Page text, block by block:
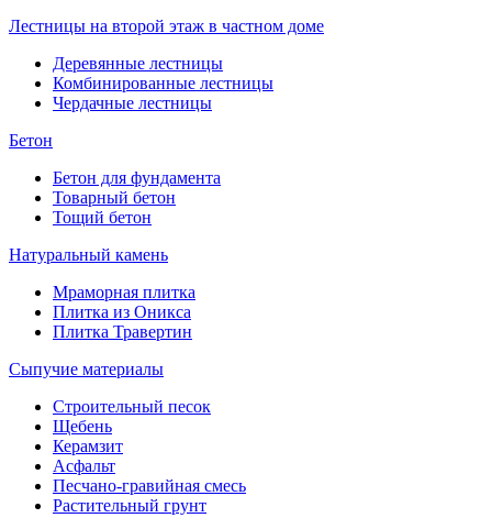
Лестницы на второй этаж в частном доме
Деревянные лестницы
Комбинированные лестницы
Чердачные лестницы
Бетон
Бетон для фундамента
Товарный бетон
Тощий бетон
Натуральный камень
Мраморная плитка
Плитка из Оникса
Плитка Травертин
Сыпучие материалы
Строительный песок
Щебень
Керамзит
Асфальт
Песчано-гравийная смесь
Растительный грунт